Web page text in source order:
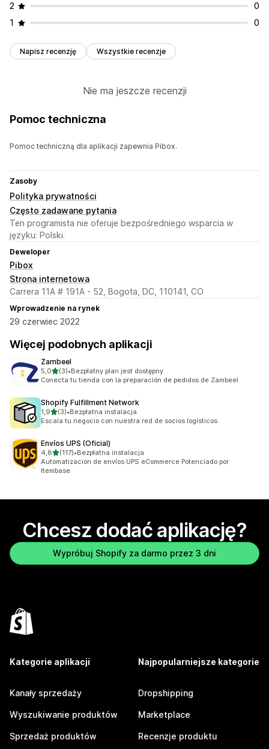
2
0
1
0
Napisz recenzję Wszystkie recenzje
Nie ma jeszcze recenzji
Pomoc techniczna
Pomoc techniczną dla aplikacji zapewnia Pibox.
Zasoby
Polityka prywatności
Często zadawane pytania
Ten programista nie oferuje bezpośredniego wsparcia w
języku: Polski.
Deweloper
Pibox
Strona internetowa
Carrera 11A # 191A - 52, Bogota, DC, 110141, CO
Wprowadzenie na rynek
29 czerwiec 2022
Więcej podobnych aplikacji
Zambeel
5,0na 5 gwiazdek
(3)
Łączna liczba recenzji: 3
•Bezpłatny plan jest dostępny
Conecta tu tienda con la preparación de pedidos de Zambeel
Shopify Fulfillment Network
1,9na 5 gwiazdek
(3)
Łączna liczba recenzji: 3
•Bezpłatna instalacja
Escala tu negocio con nuestra red de socios logísticos
Envíos UPS (Oficial)
4,8na 5 gwiazdek
(117)
Łączna liczba recenzji: 117
•Bezpłatna instalacja
Automatización de envíos UPS eCommerce Potenciado por
Itembase
Chcesz dodać aplikację?
Wypróbuj Shopify za darmo przez 3 dni
Kategorie aplikacji
Kanały sprzedaży
Wyszukiwanie produktów
Sprzedaż produktów
Najpopularniejsze kategorie
Dropshipping
Marketplace
Recenzje produktu